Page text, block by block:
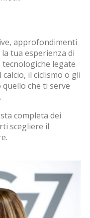
approfondimenti
tua esperienza di
legate
il ciclismo o gli
che ti serve
completa dei
scegliere il